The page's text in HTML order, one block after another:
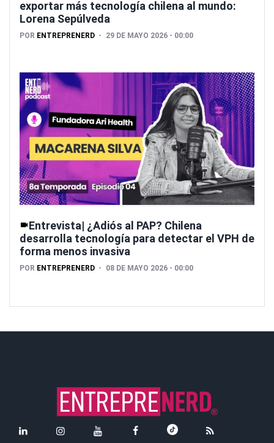
exportar más tecnología chilena al mundo:
Lorena Sepúlveda
POR ENTREPRENERD 29 DE MAYO 2026 - 00:00
Entrevista| ¿Adiós al PAP? Chilena
desarrolla tecnología para detectar el VPH de
forma menos invasiva
POR ENTREPRENERD 08 DE MAYO 2026 - 00:00